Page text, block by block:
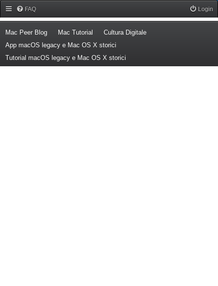
FAQ Login
Mac Peer Blog(Opens a new tab)
Mac Tutorial (Opens a new tab)
Cultura Digitale(Opens a new tab)
App macOS legacy e Mac OS X storici
Tutorial macOS legacy e Mac OS X storici